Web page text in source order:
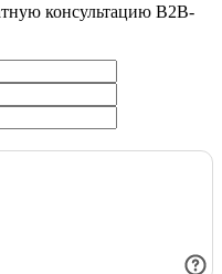
консультацию B2B-